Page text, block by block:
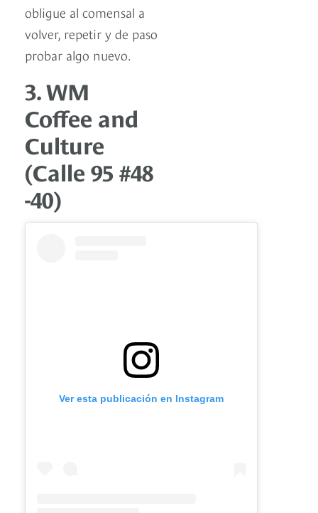
obligue al comensal a
volver, repetir y de paso
probar algo nuevo.
3. WM
Coffee and
Culture
(Calle 95 #48
-40)
Ver esta publicación en Instagram